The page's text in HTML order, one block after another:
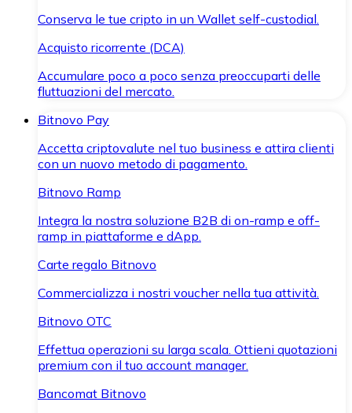
Conserva le tue cripto in un Wallet self-custodial.
Acquisto ricorrente (DCA)
Accumulare poco a poco senza preoccuparti delle
fluttuazioni del mercato.
Bitnovo Pay
Accetta criptovalute nel tuo business e attira clienti
con un nuovo metodo di pagamento.
Bitnovo Ramp
Integra la nostra soluzione B2B di on-ramp e off-
ramp in piattaforme e dApp.
Carte regalo Bitnovo
Commercializza i nostri voucher nella tua attività.
Bitnovo OTC
Effettua operazioni su larga scala. Ottieni quotazioni
premium con il tuo account manager.
Bancomat Bitnovo